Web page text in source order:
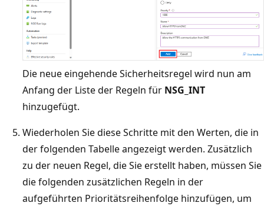
Die neue eingehende Sicherheitsregel wird nun am
Anfang der Liste der Regeln für NSG_INT
hinzugefügt.
Wiederholen Sie diese Schritte mit den Werten, die in
der folgenden Tabelle angezeigt werden. Zusätzlich
zu der neuen Regel, die Sie erstellt haben, müssen Sie
die folgenden zusätzlichen Regeln in der
aufgeführten Prioritätsreihenfolge hinzufügen, um